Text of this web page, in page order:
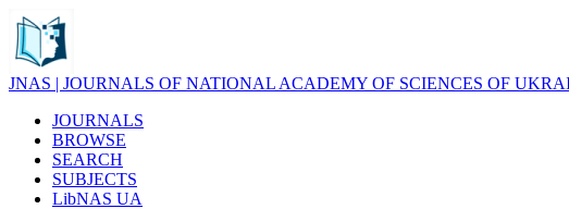
JNAS | JOURNALS OF NATIONAL ACADEMY OF SCIENCES OF
JOURNALS
BROWSE
SEARCH
SUBJECTS
LibNAS UA